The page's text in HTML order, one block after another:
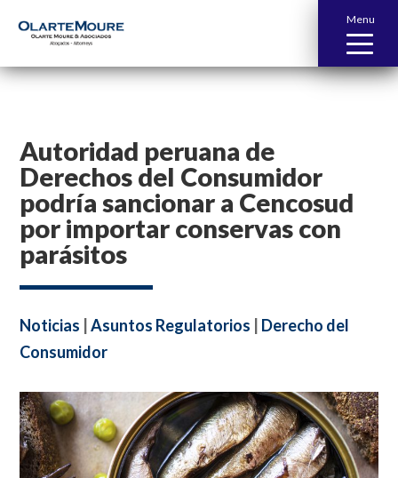
Menu
Autoridad peruana de
Derechos del Consumidor
podría sancionar a Cencosud
por importar conservas con
parásitos
Noticias |Asuntos Regulatorios
Derecho del
Consumidor